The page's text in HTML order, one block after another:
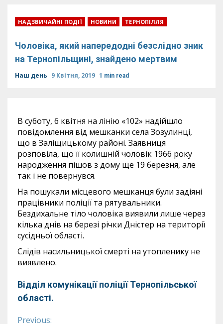
НАДЗВИЧАЙНІ ПОДІЇ НОВИНИ ТЕРНОПІЛЛЯ
Чоловіка, який напередодні безслідно зник
на Тернопільщині, знайдено мертвим
Наш день 9 Квітня, 2019 1 min read
В суботу, 6 квітня на лінію «102» надійшло
повідомлення від мешканки села Зозулинці,
що в Заліщицькому районі. Заявниця
розповіла, що її колишній чоловік 1966 року
народження пішов з дому ще 19 березня, але
так і не повернувся.
На пошукали місцевого мешканця були задіяні
працівники поліції та рятувальники.
Бездихальне тіло чоловіка виявили лише через
кілька днів на березі річки Дністер на території
сусідньої області.
Слідів насильницької смерті на утопленику не
виявлено.
Відділ комунікації поліції Тернопільської
області.
Previous: